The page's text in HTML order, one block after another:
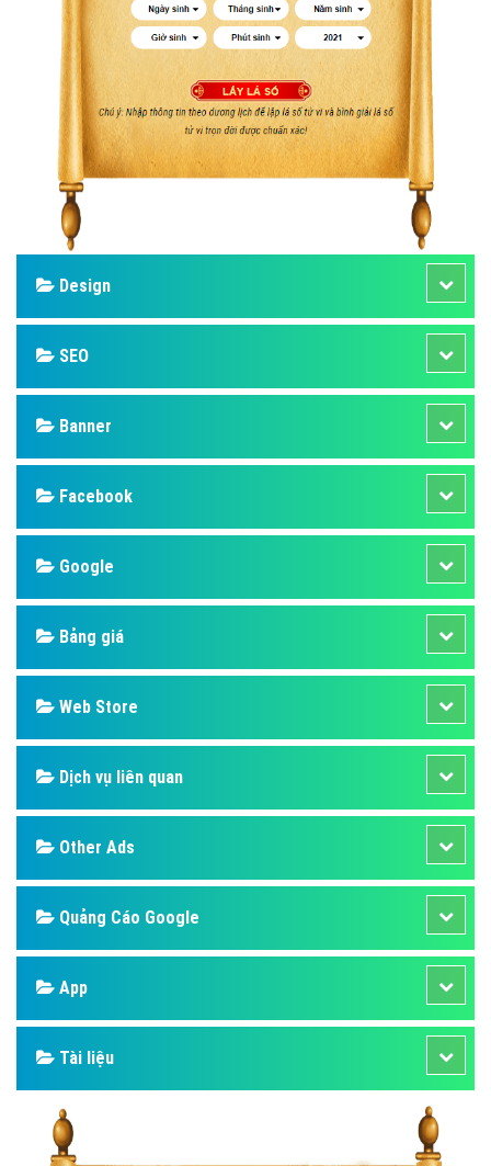
Design
SEO
Banner
Facebook
Google
Bảng giá
Web Store
Dịch vụ liên quan
Other Ads
Quảng Cáo Google
App
Tài liệu